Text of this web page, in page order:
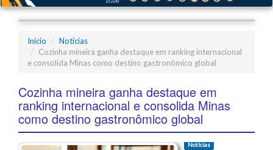
Início
Notícias
Cozinha mineira ganha destaque em ranking internacional
e consolida Minas como destino gastronômico global
Cozinha mineira ganha destaque em
ranking internacional e consolida Minas
como destino gastronômico global
Notícias